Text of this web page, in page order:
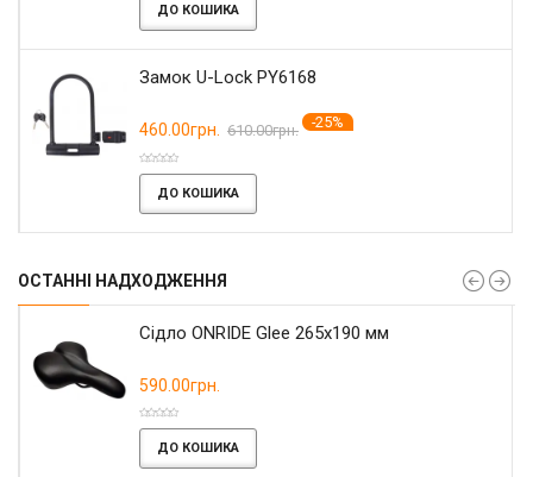
ДО КОШИКА
Замок U-Lock PY6168
460.00грн. 610.00грн. -25%
ДО КОШИКА
ОСТАННІ НАДХОДЖЕННЯ
Сідло ONRIDE Glee 265x190 мм
590.00грн.
ДО КОШИКА